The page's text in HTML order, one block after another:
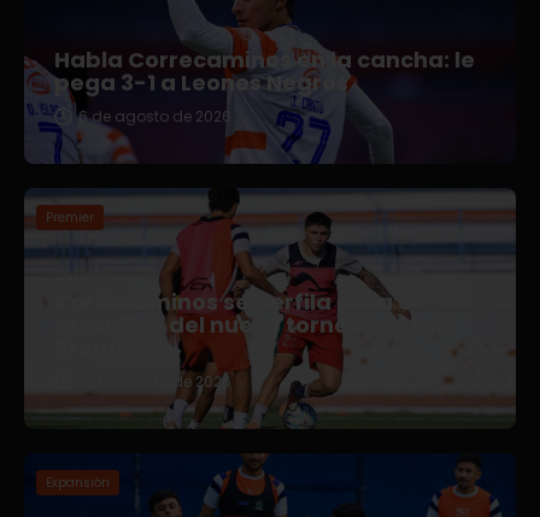
Habla Correcaminos en la cancha: le
pega 3-1 a Leones Negros
6 de agosto de 2026
Premier
Correcaminos se perfila para el
arranque del nuevo torneo en Liga
5 de agosto de 2026
Expansión